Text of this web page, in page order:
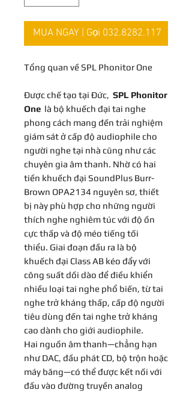
MUA NGAY | Gọi 032.8282.117
Tổng quan về SPL Phonitor One
Được chế tạo tại Đức, SPL Phonitor
One là bộ khuếch đại tai nghe
phong cách mang đến trải nghiệm
giám sát ở cấp độ audiophile cho
người nghe tại nhà cũng như các
chuyên gia âm thanh. Nhờ có hai
tiền khuếch đại SoundPlus Burr-
Brown OPA2134 nguyên sơ, thiết
bị này phù hợp cho những người
thích nghe nghiêm túc với độ ồn
cực thấp và độ méo tiếng tối
thiểu. Giai đoạn đầu ra là bộ
khuếch đại Class AB kéo đẩy với
công suất dồi dào để điều khiển
nhiều loại tai nghe phổ biến, từ tai
nghe trở kháng thấp, cấp độ người
tiêu dùng đến tai nghe trở kháng
cao dành cho giới audiophile.
Hai nguồn âm thanh—chẳng hạn
như DAC, đầu phát CD, bộ trộn hoặc
máy băng—có thể được kết nối với
đầu vào đường truyền analog